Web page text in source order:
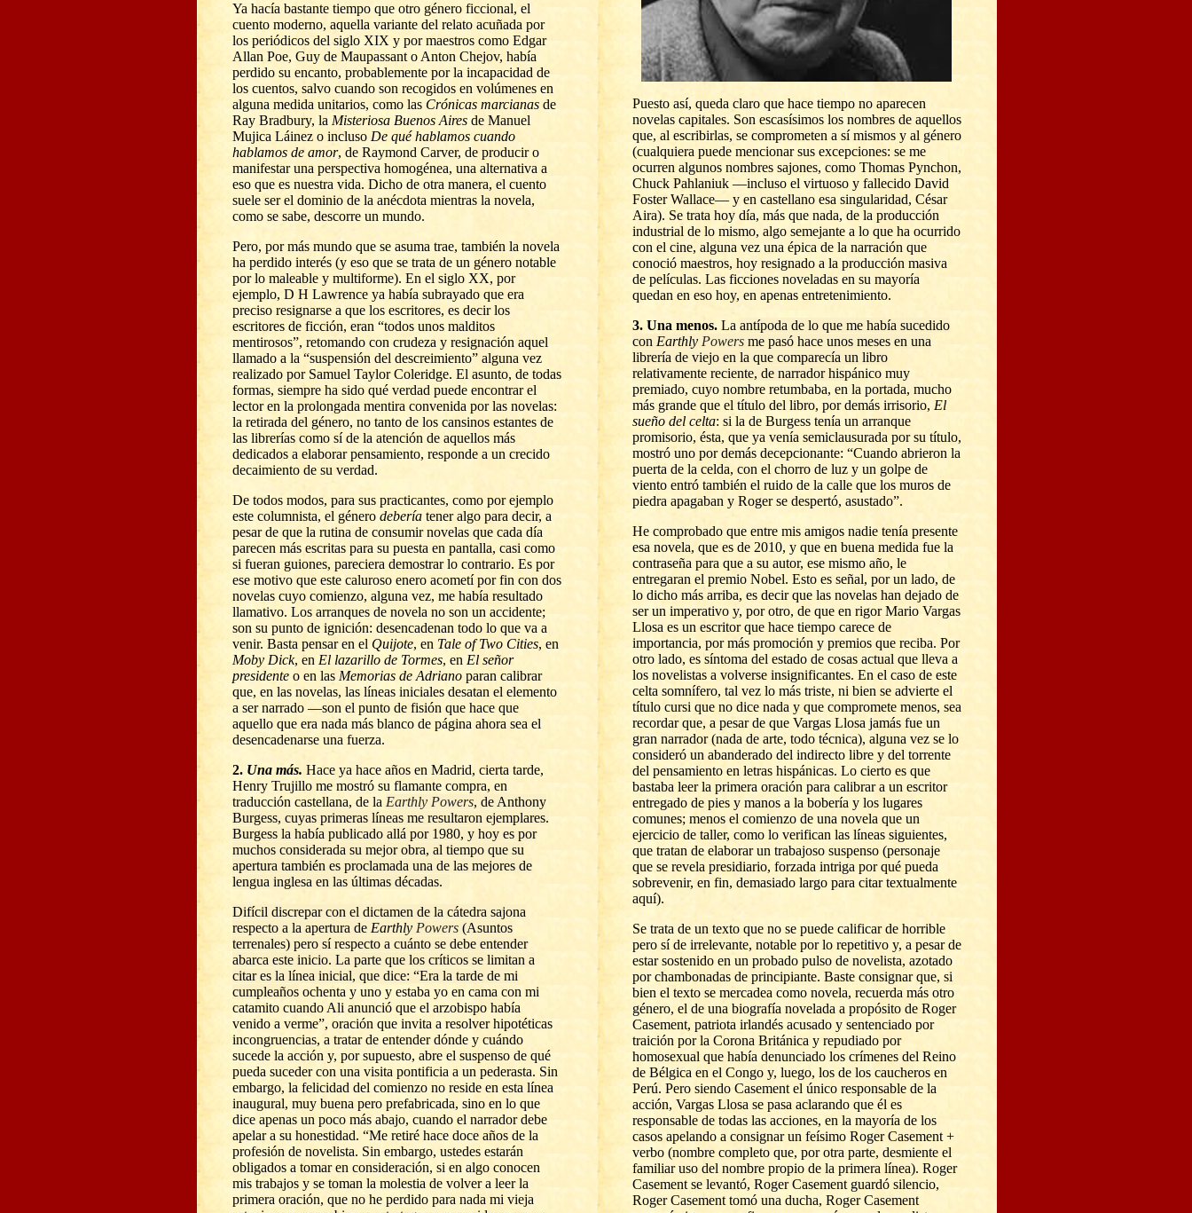
Ya hacía bastante tiempo que otro género ficcional, el
cuento moderno, aquella variante del relato acuñada por
los periódicos del siglo XIX y por maestros como Edgar
Allan Poe, Guy de Maupassant o Anton Chejov, había
perdido su encanto, probablemente por la incapacidad de
los cuentos, salvo cuando son recogidos en volúmenes en
alguna medida unitarios, como las Crónicas marcianasde
Ray Bradbury, la Misteriosa Buenos Airesde Manuel
Mujica Láinez o incluso De qué hablamos cuando
hablamos de amor, de Raymond Carver, de producir o
manifestar una perspectiva homogénea, una alternativa a
eso que es nuestra vida. Dicho de otra manera, el cuento
suele ser el dominio de la anécdota mientras la novela,
como se sabe, descorre un mundo.
Pero, por más mundo que se asuma trae, también la novela
ha perdido interés (y eso que se trata de un género notable
por lo maleable y multiforme). En el siglo XX, por
ejemplo, D H Lawrence ya había subrayado que era
preciso resignarse a que los escritores, es decir los
escritores de ficción, eran “todos unos malditos
mentirosos”, retomando con crudeza y resignación aquel
llamado a la “suspensión del descreimiento” alguna vez
realizado por Samuel Taylor Coleridge. El asunto, de todas
formas, siempre ha sido qué verdad puede encontrar el
lector en la prolongada mentira convenida por las novelas:
la retirada del género, no tanto de los cansinos estantes de
las librerías como sí de la atención de aquellos más
dedicados a elaborar pensamiento, responde a un crecido
decaimiento de su verdad.
De todos modos, para sus practicantes, como por ejemplo
este columnista, el género deberíatener algo para decir, a
pesar de que la rutina de consumir novelas que cada día
parecen más escritas para su puesta en pantalla, casi como
si fueran guiones, pareciera demostrar lo contrario. Es por
ese motivo que este caluroso enero acometí por fin con dos
novelas cuyo comienzo, alguna vez, me había resultado
llamativo. Los arranques de novela no son un accidente;
son su punto de ignición: desencadenan todo lo que va a
venir. Basta pensar en el Quijote, en Tale of Two Cities, en
Moby Dick, en El lazarillo de Tormes, en El señor
presidenteo en las Memorias de Adriano paran calibrar
que, en las novelas, las líneas iniciales desatan el elemento
a ser narrado —son el punto de fisión que hace que
aquello que era nada más blanco de página ahora sea el
desencadenarse una fuerza.
2. Una más. Hace ya hace años en Madrid, cierta tarde,
Henry Trujillo me mostró su flamante compra, en
traducción castellana, de la Earthly Powers, de Anthony
Burgess, cuyas primeras líneas me resultaron ejemplares.
Burgess la había publicado allá por 1980, y hoy es por
muchos considerada su mejor obra, al tiempo que su
apertura también es proclamada una de las mejores de
lengua inglesa en las últimas décadas.
Difícil discrepar con el dictamen de la cátedra sajona
respecto a la apertura de Earthly Powers(Asuntos
terrenales) pero sí respecto a cuánto se debe entender
abarca este inicio. La parte que los críticos se limitan a
citar es la línea inicial, que dice: “Era la tarde de mi
cumpleañosochenta y uno y estaba yo en cama con mi
catamito cuando Ali anunció que el arzobispo había
venido a verme”, oración que invita a resolver hipotéticas
incongruencias, a tratar de entender dónde y cuándo
sucede la acción y, por supuesto, abre el suspenso de qué
pueda suceder con una visita pontificia a un pederasta. Sin
embargo, la felicidad del comienzo no reside en esta línea
inaugural, muy buena pero prefabricada, sino en lo que
dice apenas un poco más abajo, cuando el narrador debe
apelar a su honestidad. “Me retiré hace doce años de la
profesión de novelista. Sin embargo, ustedes estarán
obligados a tomar en consideración, si en algo conocen
mis trabajos y se toman la molestia de volver a leer la
primera oración, que no he perdido para nada mi vieja
Puesto así, queda claro que hace tiempo no aparecen
novelas capitales. Son escasísimos los nombres de aquellos
que, al escribirlas, se comprometen a sí mismos y al género
(cualquiera puede mencionar sus excepciones: se me
ocurren algunos nombres sajones, como Thomas Pynchon,
Chuck Pahlaniuk—incluso el virtuoso y fallecido David
Foster Wallace—y en castellano esa singularidad, César
Aira). Se trata hoy día, más que nada, de la producción
industrial de lo mismo, algo semejante a lo que ha ocurrido
con el cine, alguna vez una épica de la narración que
conoció maestros, hoy resignado a la producción masiva
de películas. Las ficciones noveladas en su mayoría
quedan en eso hoy, en apenas entretenimiento.
3. Una menos. La antípoda de lo que me había sucedido
con Earthly Powersme pasó hace unos meses en una
librería de viejo en la que comparecía un libro
relativamente reciente, de narrador hispánico muy
premiado, cuyo nombre retumbaba, en la portada, mucho
más grande que el título del libro, por demás irrisorio, El
sueño del celta: si la de Burgess tenía un arranque
promisorio, ésta, que ya venía semiclausurada por su título,
mostró uno por demás decepcionante: “Cuando abrieron la
puerta de la celda, con el chorro de luz y un golpe de
viento entró también el ruido de la calle que los muros de
piedra apagaban y Roger se despertó, asustado”.
He comprobado que entre mis amigos nadie tenía presente
esa novela, que es de 2010, y que en buena medida fue la
contraseña para que a su autor, ese mismo año, le
entregaran el premio Nobel. Esto es señal, por un lado, de
lo dicho más arriba, es decir que las novelas han dejado de
ser un imperativo y, por otro, de que en rigor Mario Vargas
Llosa es un escritor que hace tiempo carece de
importancia, por más promoción y premios que reciba. Por
otro lado, es síntoma del estado de cosas actual que lleva a
los novelistas a volverse insignificantes. En el caso de este
celta somnífero, tal vez lo más triste, ni bien se advierte el
título cursi que no dice nada y que compromete menos, sea
recordar que, a pesar de que Vargas Llosa jamás fue un
gran narrador (nada de arte, todo técnica), alguna vez se lo
consideró un abanderado del indirecto libre y del torrente
del pensamiento en letras hispánicas. Lo cierto es que
bastaba leer la primera oración para calibrar a un escritor
entregado de pies y manos a la bobería y los lugares
comunes; menos el comienzo de una novela que un
ejercicio de taller, como lo verifican las líneas siguientes,
que tratan de elaborar un trabajoso suspenso (personaje
que se revela presidiario, forzada intriga por qué pueda
sobrevenir, en fin, demasiado largo para citar textualmente
aquí).
Se trata de un texto que no se puede calificar de horrible
pero sí de irrelevante, notable por lo repetitivo y, a pesar de
estar sostenido en un probado pulso de novelista, azotado
por chambonadas de principiante. Baste consignar que, si
bien el texto se mercadea como novela, recuerda más otro
género, el de una biografía novelada a propósito de Roger
Casement, patriota irlandés acusado y sentenciado por
traición por la Corona Británica y repudiado por
homosexual que había denunciado los crímenes del Reino
de Bélgica en el Congo y, luego, los de los caucheros en
Perú. Pero siendo Casement el único responsable de la
acción, Vargas Llosa se pasa aclarando que él es
responsable de todas las acciones, en la mayoría de los
casos apelando a consignar un feísimo Roger Casement +
verbo (nombre completo que, por otra parte, desmiente el
familiar uso del nombre propio de la primera línea). Roger
Casement se levantó, Roger Casement guardó silencio,
Roger Casement tomó una ducha, Roger Casement